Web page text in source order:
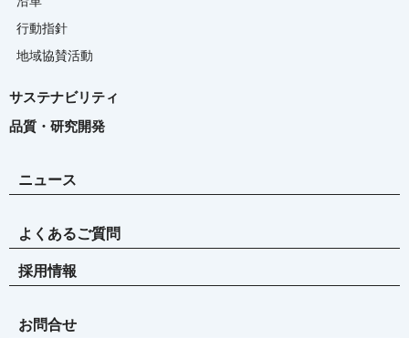
行動指針
地域協賛活動
サステナビリティ
品質・研究開発
ニュース
よくあるご質問
採用情報
お問合せ